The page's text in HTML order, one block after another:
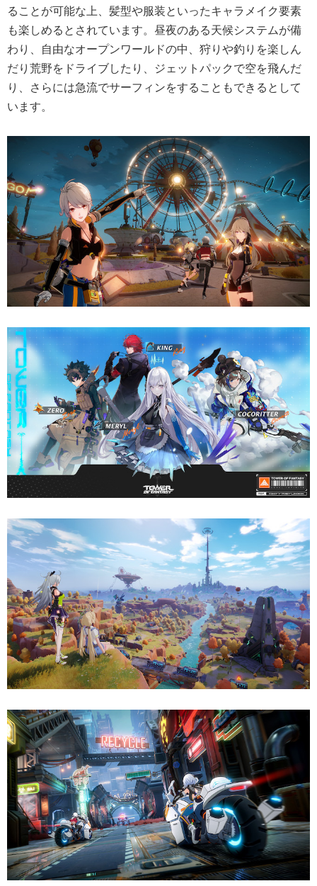
ることが可能な上、髪型や服装といったキャラメイク要素
も楽しめるとされています。昼夜のある天候システムが備
わり、自由なオープンワールドの中、狩りや釣りを楽しん
だり荒野をドライブしたり、ジェットパックで空を飛んだ
り、さらには急流でサーフィンをすることもできるとして
います。